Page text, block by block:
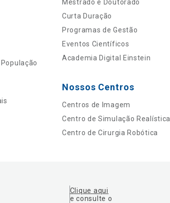
Mestrado e Doutorado
Curta Duração
Programas de Gestão
Eventos Científicos
Academia Digital Einstein
Nossos Centros
Centros de Imagem
Centro de Simulação Realística
Centro de Cirurgia Robótica
Clique aqui
e consulte o